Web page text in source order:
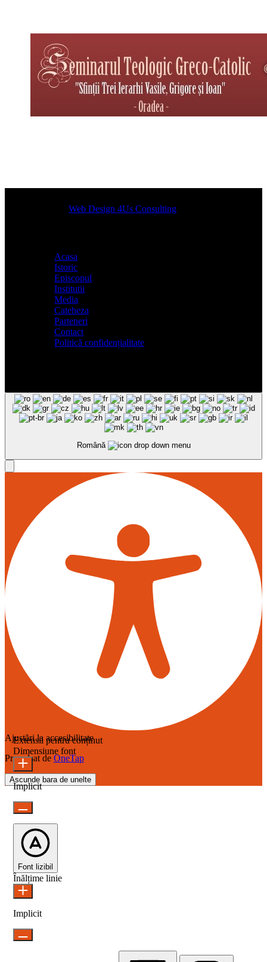
Designed byWeb Design 4Us Consulting
Acasa
Istoric
Episcopul
Institutii
Media
Cateheza
Parteneri
Contact
Politică confidențialitate
Română
Ajustări la accesibilitate
Propulsat de OneTap
Ascunde bara de unelte
Extensii pentru conținut
Dimensiune font
Implicit
Font lizibil
Înălțime linie
Implicit